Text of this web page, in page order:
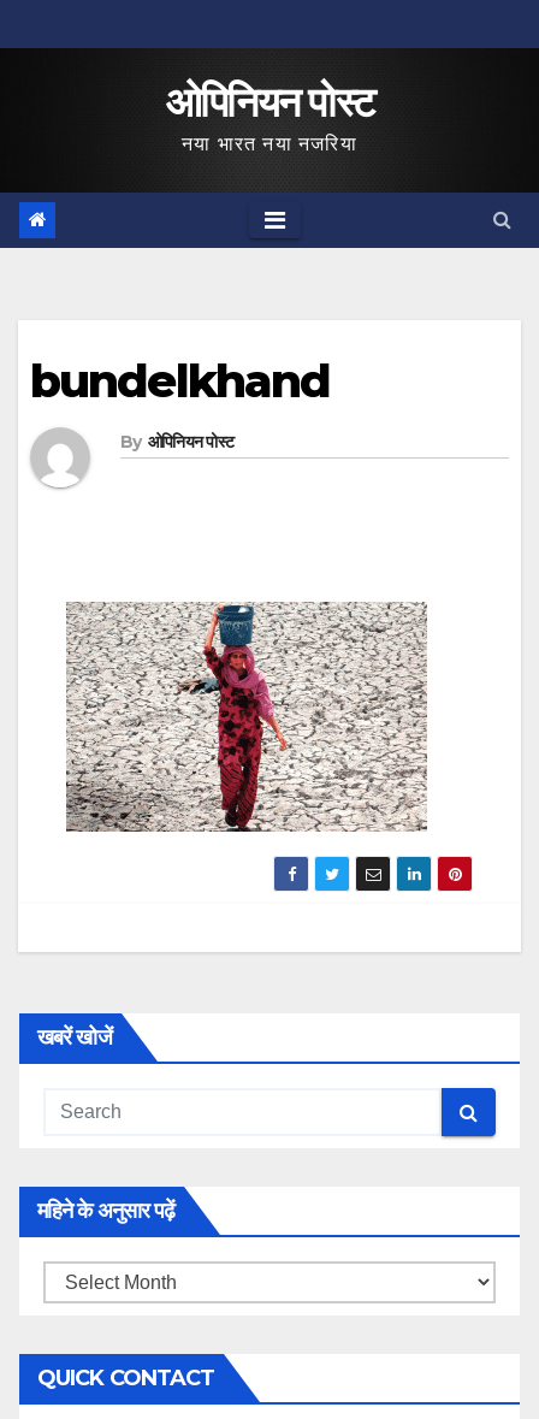
to
ओपिनियन पोस्ट
नया भारत नया नजरिया
bundelkhand
By ओपिनियन पोस्ट
खबरें खोजें
महिने के अनुसार पढ़ें
महिने
अनुसार
पढ़ें
QUICK CONTACT